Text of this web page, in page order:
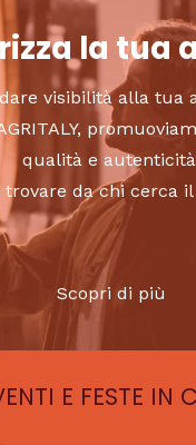
la tua
visibilità alla tua
qualità e
trovare da chi cerca
Scopri di più
E FESTE IN